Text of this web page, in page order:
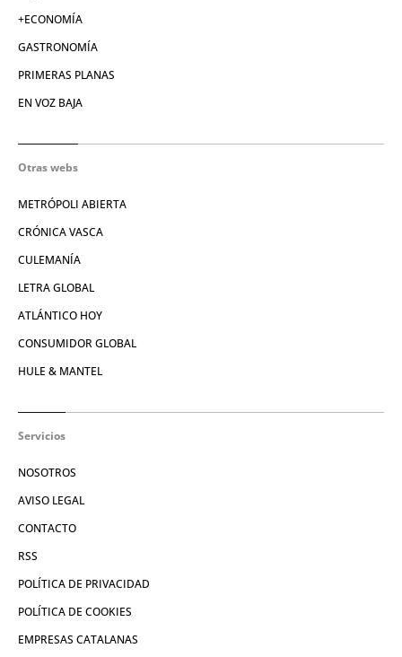
+ECONOMÍA
GASTRONOMÍA
PRIMERAS PLANAS
EN VOZ BAJA
Otras webs
METRÓPOLI ABIERTA
CRÓNICA VASCA
CULEMANÍA
LETRA GLOBAL
ATLÁNTICO HOY
CONSUMIDOR GLOBAL
HULE & MANTEL
Servicios
NOSOTROS
AVISO LEGAL
CONTACTO
RSS
POLÍTICA DE PRIVACIDAD
POLÍTICA DE COOKIES
EMPRESAS CATALANAS